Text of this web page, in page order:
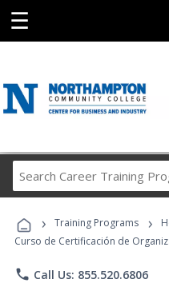
☰
› Training Programs ›
Curso de Certificación de
phone Call Us: 855.520.6806